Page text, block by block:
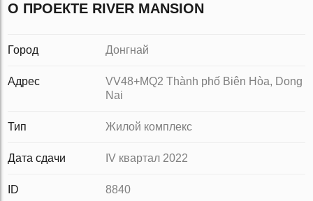
О ПРОЕКТЕ RIVER MANSION
Город Донгнай
Адрес
VV48+MQ2 Thành phố Biên Hòa, Dong
Nai
Тип Жилой комплекс
Дата сдачи IV квартал 2022
ID 8840